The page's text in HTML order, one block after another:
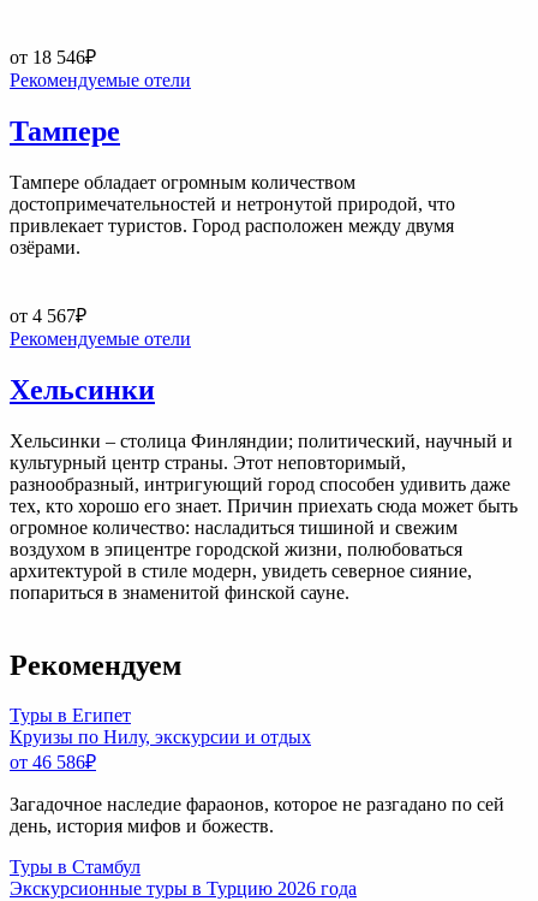
от 18 546₽
Рекомендуемые отели
Тампере
Тампере обладает огромным количеством
достопримечательностей и нетронутой природой, что
привлекает туристов. Город расположен между двумя
озёрами.
от 4 567₽
Рекомендуемые отели
Хельсинки
Хельсинки – столица Финляндии; политический, научный и
культурный центр страны. Этот неповторимый,
разнообразный, интригующий город способен удивить даже
тех, кто хорошо его знает. Причин приехать сюда может быть
огромное количество: насладиться тишиной и свежим
воздухом в эпицентре городской жизни, полюбоваться
архитектурой в стиле модерн, увидеть северное сияние,
попариться в знаменитой финской сауне.
Рекомендуем
Туры в Египет
Круизы по Нилу, экскурсии и отдых
от 46 586₽
Загадочное наследие фараонов, которое не разгадано по сей
день, история мифов и божеств.
Туры в Стамбул
Экскурсионные туры в Турцию 2026 года